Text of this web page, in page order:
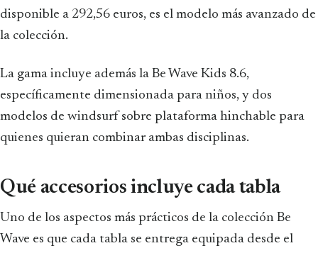
disponible a 292,56 euros, es el modelo más avanzado de
la colección.
La gama incluye además la Be Wave Kids 8.6,
específicamente dimensionada para niños, y dos
modelos de windsurf sobre plataforma hinchable para
quienes quieran combinar ambas disciplinas.
Qué accesorios incluye cada tabla
Uno de los aspectos más prácticos de la colección Be
Wave es que cada tabla se entrega equipada desde el